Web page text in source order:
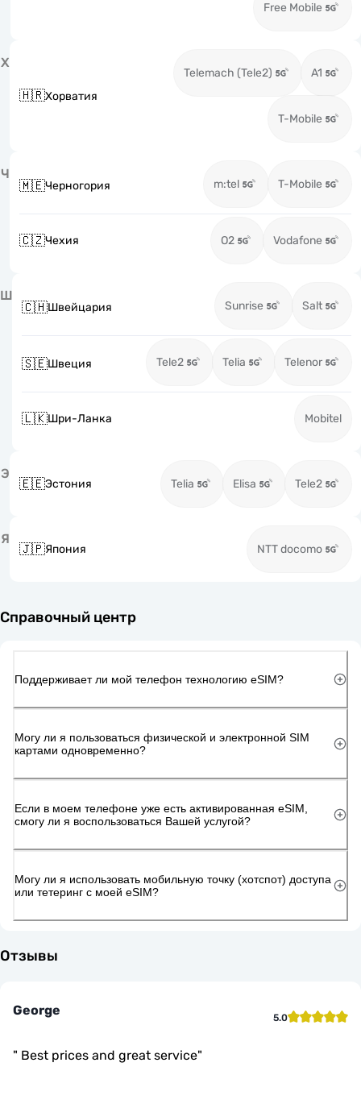
Free Mobile
Х
🇭🇷Хорватия
Telemach (Tele2) A1
T-Mobile
Ч
🇲🇪Черногория m:tel T-Mobile
🇨🇿Чехия O2 Vodafone
Ш
🇨🇭Швейцария Sunrise Salt
🇸🇪Швеция Tele2 Telia Telenor
🇱🇰Шри-Ланка Mobitel
Э
🇪🇪Эстония Telia Elisa Tele2
Я
🇯🇵Япония NTT docomo
Справочный центр
Поддерживает ли мой телефон технологию eSIM?
Могу ли я пользоваться физической и электронной SIM
картами одновременно?
Если в моем телефоне уже есть активированная eSIM,
смогу ли я воспользоваться Вашей услугой?
Могу ли я использовать мобильную точку (хотспот) доступа
или тетеринг с моей eSIM?
Отзывы
George 5.0
" Best prices and great service"